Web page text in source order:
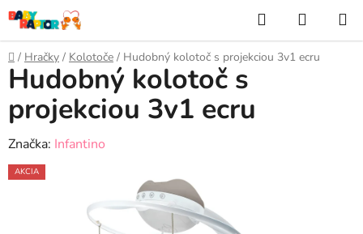
Prejsť
na
obsah
Hľadať
KOŠÍK
Domov
/ Hračky / Kolotoče / Hudobný kolotoč s projekciou 3v1 ecru
Hudobný kolotoč s
projekciou 3v1 ecru
Značka: Infantino
AKCIA